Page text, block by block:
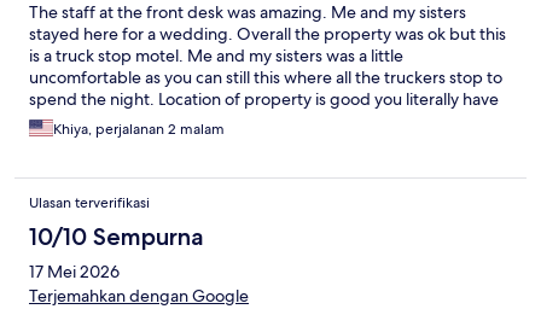
The staff at the front desk was amazing. Me and my sisters
stayed here for a wedding. Overall the property was ok but this
is a truck stop motel. Me and my sisters was a little
uncomfortable as you can still this where all the truckers stop to
spend the night. Location of property is good you literally have
everything around you from food to mall everything
Khiya, perjalanan 2 malam
Ulasan terverifikasi
10/10 Sempurna
17 Mei 2026
Terjemahkan dengan Google